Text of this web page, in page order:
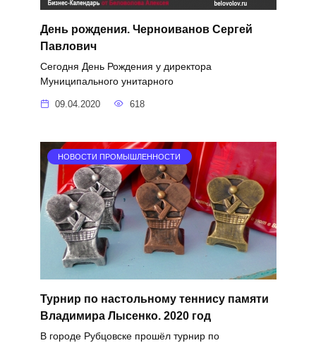
День рождения. Черноиванов Сергей
Павлович
Сегодня День Рождения у директора
Муниципального унитарного
09.04.2020 618
НОВОСТИ ПРОМЫШЛЕННОСТИ
Турнир по настольному теннису памяти
Владимира Лысенко. 2020 год
В городе Рубцовске прошёл турнир по